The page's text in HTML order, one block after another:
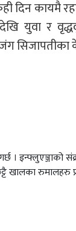
दिन कायमै
युवा र
सिजापतीका
। इन्फ्लुएञ्जाको
खालका रुमालहरु